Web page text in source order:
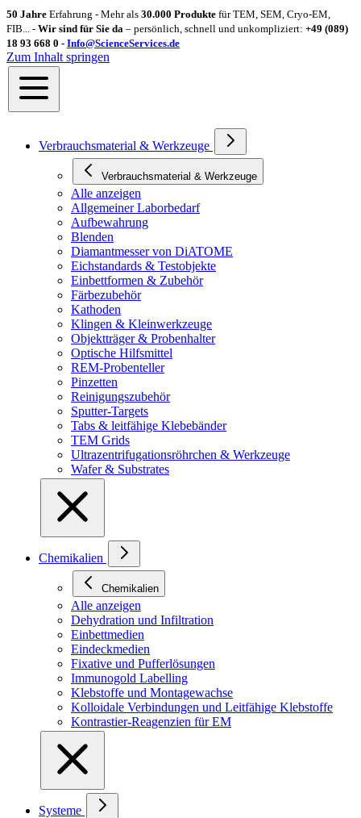
50 Jahre Erfahrung - Mehr als 30.000 Produkte für TEM, SEM, Cryo-EM,
FIB... - Wir sind für Sie da – persönlich, schnell und unkompliziert: +49 (089)
18 93 668 0 - Info@ScienceServices.de
Zum Inhalt springen
Verbrauchsmaterial & Werkzeuge
Verbrauchsmaterial & Werkzeuge
Alle anzeigen
Allgemeiner Laborbedarf
Aufbewahrung
Blenden
Diamantmesser von DiATOME
Eichstandards & Testobjekte
Einbettformen & Zubehör
Färbezubehör
Kathoden
Klingen & Kleinwerkzeuge
Objektträger & Probenhalter
Optische Hilfsmittel
REM-Probenteller
Pinzetten
Reinigungszubehör
Sputter-Targets
Tabs & leitfähige Klebebänder
TEM Grids
Ultrazentrifugationsröhrchen & Werkzeuge
Wafer & Substrates
Chemikalien
Chemikalien
Alle anzeigen
Dehydration und Infiltration
Einbettmedien
Eindeckmedien
Fixative und Pufferlösungen
Immunogold Labelling
Klebstoffe und Montagewachse
Kolloidale Verbindungen und Leitfähige Klebstoffe
Kontrastier-Reagenzien für EM
Systeme